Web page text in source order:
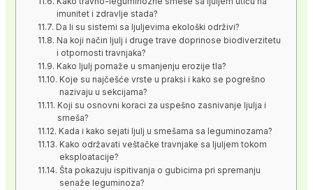
imunitet i zdravlje stada?
Da li su sistemi sa ljuljevima ekološki održivi?
Na koji način ljulj i druge trave doprinose biodiverzitetu
i otpornosti travnjaka?
Kako ljulj pomaže u smanjenju erozije tla?
Koje su najčešće vrste u praksi i kako se pogrešno
nazivaju u sekcijama?
Koji su osnovni koraci za uspešno zasnivanje ljulja i
smeša?
Kada i kako sejati ljulj u smešama sa leguminozama?
Kako održavati veštačke travnjake sa ljuljem tokom
eksploatacije?
Šta pokazuju ispitivanja o gubicima pri spremanju
senaže leguminoza?